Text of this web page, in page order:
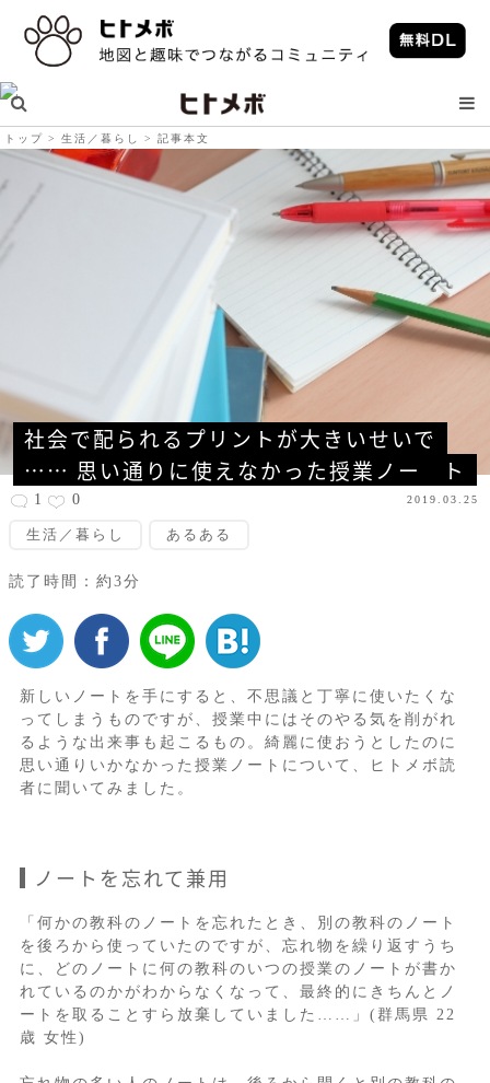
トップ 生活／暮らし 記事本文
社会で配られるプリントが大きいせいで
…… 思い通りに使えなかった授業ノー
ト
1 0 2019.03.25
生活／暮らし あるある
読了時間：約3分
新しいノートを手にすると、不思議と丁寧に使いたくな
ってしまうものですが、授業中にはそのやる気を削がれ
るような出来事も起こるもの。綺麗に使おうとしたのに
思い通りいかなかった授業ノートについて、ヒトメボ読
者に聞いてみました。
ノートを忘れて兼用
「何かの教科のノートを忘れたとき、別の教科のノート
を後ろから使っていたのですが、忘れ物を繰り返すうち
に、どのノートに何の教科のいつの授業のノートが書か
れているのかがわからなくなって、最終的にきちんとノ
ートを取ることすら放棄していました……」(群馬県 22
歳 女性)